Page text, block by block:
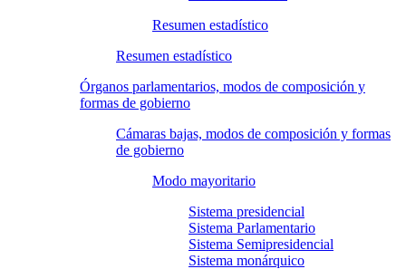
Resumen estadístico
Resumen estadístico
Órganos parlamentarios, modos de composición y
formas de gobierno
Cámaras bajas, modos de composición y formas
de gobierno
Modo mayoritario
Sistema presidencial
Sistema Parlamentario
Sistema Semipresidencial
Sistema monárquico